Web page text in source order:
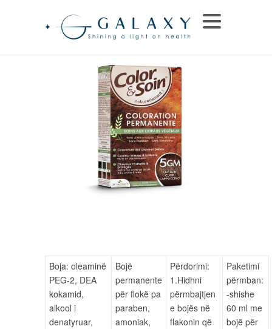
Boja: oleaminë
PEG-2, DEA
kokamid,
alkool i
denatyruar,
Bojë
permanente
për flokë pa
paraben,
amoniak,
Përdorimi:
1.Hidhni
përmbajtjen
e bojës në
flakonin që
Paketimi
përmban:
-shishe
60 ml me
bojë për